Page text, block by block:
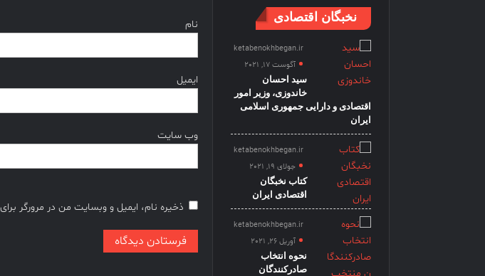
نام
ایمیل
وب‌ سایت
ذخیره نام، ایمیل و وبسایت من در مرورگر
نخبگان اقتصادی
ketabenokhbegan.ir
آگوست 17, 2021
سید احسان
خاندوزی، وزیر امور
اقتصادی و دارایی جمهوری اسلامی
ایران
ketabenokhbegan.ir
جولای 19, 2021
کتاب نخبگان
اقتصادی ایران
ketabenokhbegan.ir
آوریل 26, 2021
نحوه انتخاب
صادرکنندگان